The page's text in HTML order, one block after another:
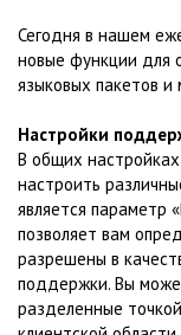
Сегодня в нашем
новые функции для
языковых пакетов и
Настройки
В общих
настроить
является параметр
позволяет вам
разрешены в
поддержки. Вы
разделенные